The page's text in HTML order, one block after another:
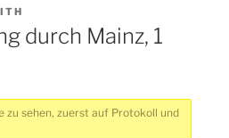
durch Mainz, 1
zu sehen, zuerst auf Protokoll und